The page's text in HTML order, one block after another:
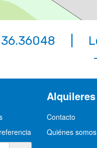
36.36048 |
Contacto
Quiénes somos